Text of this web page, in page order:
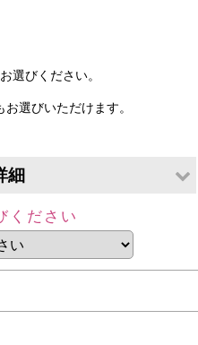
選びください。
選びいただけます。
細
傷が付きやすいので予めご了
材で軽めにお願いします。○
ください